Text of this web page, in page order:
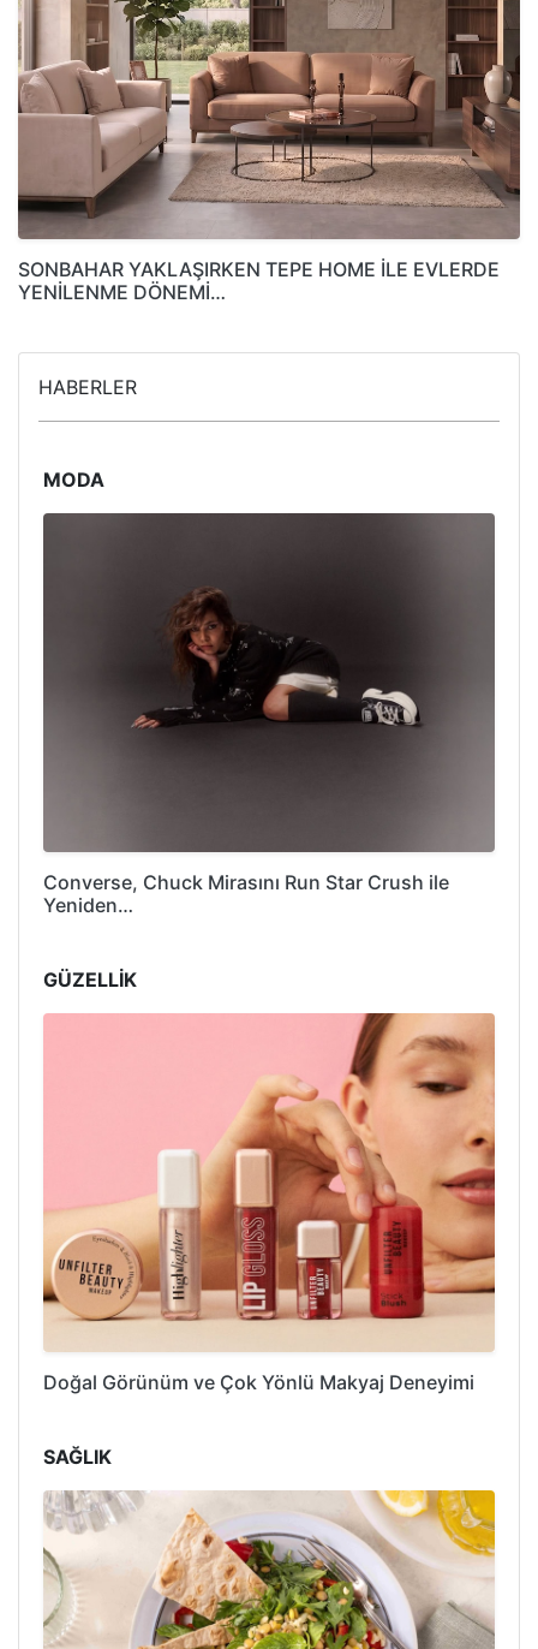
SONBAHAR YAKLAŞIRKEN TEPE HOME İLE EVLERDE
YENİLENME DÖNEMİ…
HABERLER
MODA
Converse, Chuck Mirasını Run Star Crush ile
Yeniden…
GÜZELLİK
Doğal Görünüm ve Çok Yönlü Makyaj Deneyimi
SAĞLIK